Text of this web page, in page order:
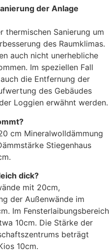
der Anlage
thermischen Sanierung um
des Raumklimas.
auch nicht unerhebliche
Im speziellen Fall
die Entfernung der
des Gebäudes
Loggien erwähnt werden.
cm Mineralwolldämmung
Stiegenhaus
dick?
mit 20cm,
der Außenwände im
Im Fensterlaibungsbereich
10cm. Die Stärke der
beträgt
10cm.